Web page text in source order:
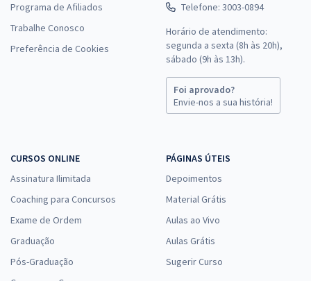
Programa de Afiliados
Trabalhe Conosco
Preferência de Cookies
Telefone: 3003-0894
Horário de atendimento:
segunda a sexta (8h às 20h),
sábado (9h às 13h).
Foi aprovado?
Envie-nos a sua história!
CURSOS ONLINE
Assinatura Ilimitada
Coaching para Concursos
Exame de Ordem
Graduação
Pós-Graduação
PÁGINAS ÚTEIS
Depoimentos
Material Grátis
Aulas ao Vivo
Aulas Grátis
Sugerir Curso